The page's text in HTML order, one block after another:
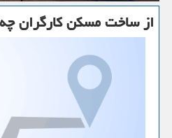
از ساخت مسكن كارگران